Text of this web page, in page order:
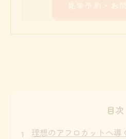
目次
理想のアフロカットへ導